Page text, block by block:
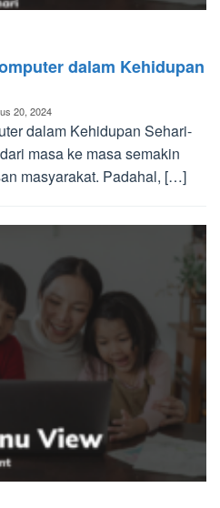
dalam Kehidupan
20, 2024
dalam Kehidupan Sehari-
masa ke masa semakin
masyarakat. Padahal, […]